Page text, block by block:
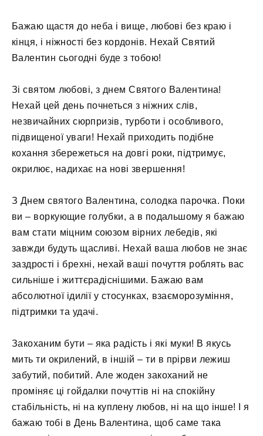
Бажаю щастя до неба і вище, любові без краю і
кінця, і ніжності без кордонів. Нехай Святий
Валентин сьогодні буде з тобою!
Зі святом любові, з днем ​​Святого Валентина!
Нехай цей день почнеться з ніжних слів,
незвичайних сюрпризів, турботи і особливого,
підвищеної уваги! Нехай приходить подібне
кохання збережеться на довгі роки, підтримує,
окрилює, надихає на нові звершення!
З Днем святого Валентина, солодка парочка. Поки
ви – воркующие голубки, а в подальшому я бажаю
вам стати міцним союзом вірних лебедів, які
завжди будуть щасливі. Нехай ваша любов не знає
заздрості і брехні, нехай ваші почуття роблять вас
сильніше і життєрадіснішими. Бажаю вам
абсолютної ідилії у стосунках, взаєморозуміння,
підтримки та удачі.
Закоханим бути – яка радість і які муки! В якусь
мить ти окрилений, в іншій – ти в прірви лежиш
забутий, побитий. Але жоден закоханий не
проміняє ці гойдалки почуттів ні на спокійну
стабільність, ні на куплену любов, ні на що інше! І я
бажаю тобі в День Валентина, щоб саме така